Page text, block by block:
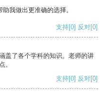
我做出更准确的选择。
支持[0] 反对[0]
盖了各个学科的知识。老师的讲
。
支持[0] 反对[0]